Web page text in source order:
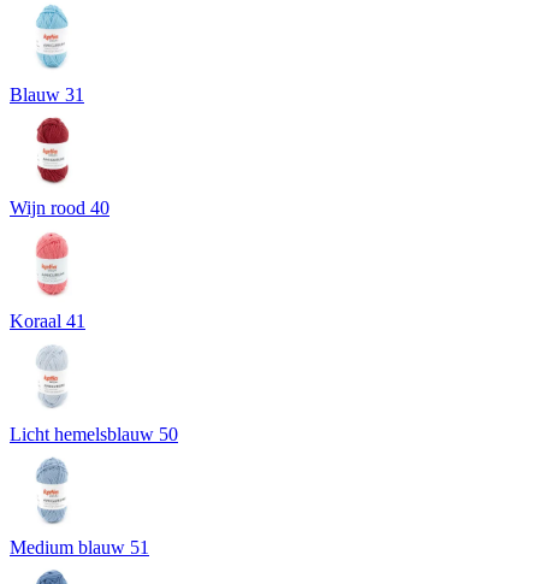
Blauw 31
Wijn rood 40
Koraal 41
Licht hemelsblauw 50
Medium blauw 51